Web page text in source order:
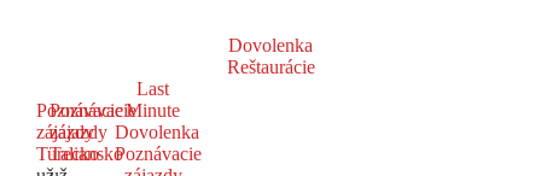
Dovolenka
Reštaurácie
Poznávacie
zájazdy
Turecko
Poznávacie
zájazdy
Taliansko
Last
Minute
Dovolenka
Poznávacie